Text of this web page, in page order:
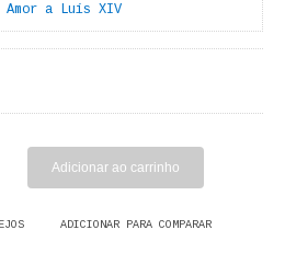
ADICIONAR PARA COMPARAR